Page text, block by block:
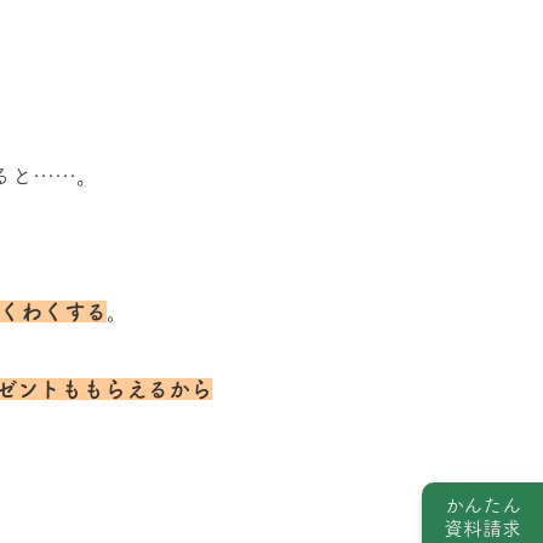
と……。
わくする 。
ントももらえるから
かんたん
資料請求